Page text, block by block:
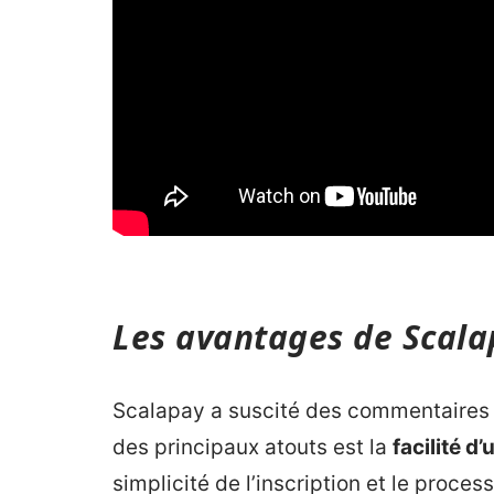
Les avantages de
Scalapay a suscité des
des principaux atouts est la facilité
simplicité de l’inscription et le